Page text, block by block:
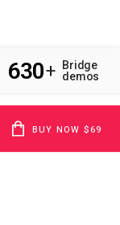
630+
Bridge
demos
BUY NOW $69